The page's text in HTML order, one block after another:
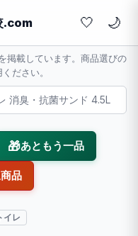
.com 🤍
掲載しています。商品選びの
ださい。
消臭・抗菌サンド 4.5L
🎁あともう一品
品
イレ